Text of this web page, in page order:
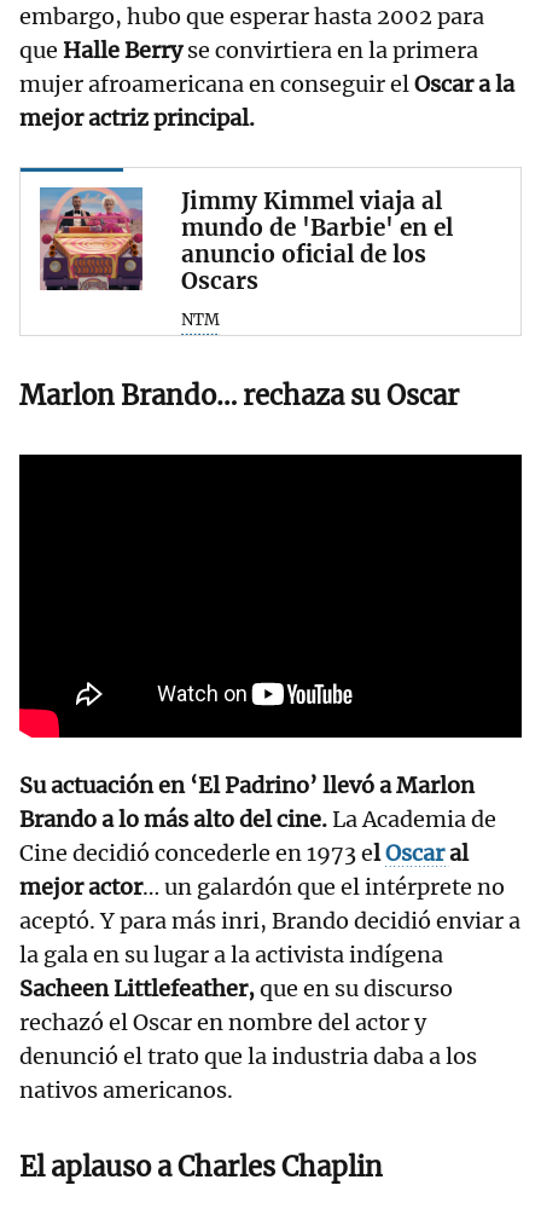
embargo, hubo que esperar hasta 2002 para
que Halle Berryse convirtiera en la primera
mujer afroamericana en conseguir elOscar a la
mejor actriz principal.
Jimmy Kimmel viaja al
mundo de 'Barbie' en el
anuncio oficial de los
Oscars
NTM
Marlon Brando… rechaza su Oscar
Su actuación en ‘El Padrino’ llevó a Marlon
Brando a lo más alto del cine.La Academia de
Cine decidió concederle en 1973 elOscaral
mejor actor… un galardón que el intérprete no
aceptó. Y para más inri, Brando decidió enviar a
la gala en su lugar a la activista indígena
Sacheen Littlefeather,que en su discurso
rechazó el Oscar en nombre del actor y
denunció el trato que la industria daba a los
nativos americanos.
El aplauso a Charles Chaplin